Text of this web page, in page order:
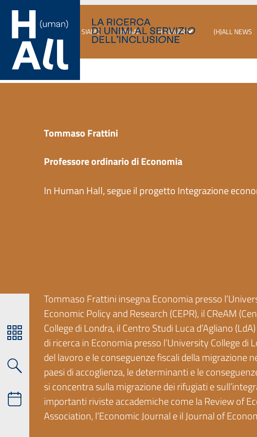
contenuto
I PROGETTI CHI SIAMO HH4AI HH UNAR (H)ALL NEWS
Tommaso Frattini
Professore ordinario di Economia
In Human Hall, segue il progetto Integrazione
Tommaso Frattini insegna Economia presso
Economic Policy and Research (CEPR), il CReAM
College di Londra, il Centro Studi Luca d’Agliano
di ricerca in Economia presso l’University College
del lavoro e le conseguenze fiscali della migrazione
paesi di accoglienza, le determinanti e le
si concentra sulla migrazione dei rifugiati e
importanti riviste accademiche come la Review of
Association, l’Economic Journal e il Journal of